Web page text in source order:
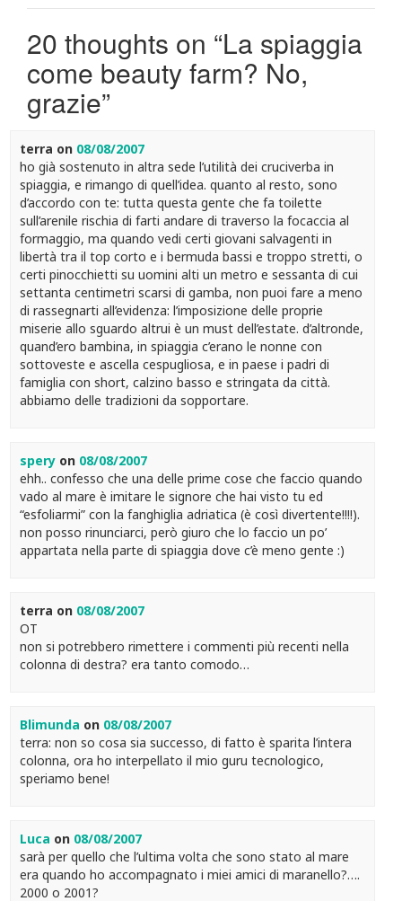
20 thoughts on “La spiaggia
come beauty farm? No,
grazie”
terra on 08/08/2007
ho già sostenuto in altra sede l’utilità dei cruciverba in
spiaggia, e rimango di quell’idea. quanto al resto, sono
d’accordo con te: tutta questa gente che fa toilette
sull’arenile rischia di farti andare di traverso la focaccia al
formaggio, ma quando vedi certi giovani salvagenti in
libertà tra il top corto e i bermuda bassi e troppo stretti, o
certi pinocchietti su uomini alti un metro e sessanta di cui
settanta centimetri scarsi di gamba, non puoi fare a meno
di rassegnarti all’evidenza: l’imposizione delle proprie
miserie allo sguardo altrui è un must dell’estate. d’altronde,
quand’ero bambina, in spiaggia c’erano le nonne con
sottoveste e ascella cespugliosa, e in paese i padri di
famiglia con short, calzino basso e stringata da città.
abbiamo delle tradizioni da sopportare.
speryon 08/08/2007
ehh.. confesso che una delle prime cose che faccio quando
vado al mare è imitare le signore che hai visto tu ed
“esfoliarmi” con la fanghiglia adriatica (è così divertente!!!!).
non posso rinunciarci, però giuro che lo faccio un po’
appartata nella parte di spiaggia dove c’è meno gente :)
terra on 08/08/2007
OT
non si potrebbero rimettere i commenti più recenti nella
colonna di destra? era tanto comodo…
Blimunda on 08/08/2007
terra: non so cosa sia successo, di fatto è sparita l’intera
colonna, ora ho interpellato il mio guru tecnologico,
speriamo bene!
Luca on 08/08/2007
sarà per quello che l’ultima volta che sono stato al mare
era quando ho accompagnato i miei amici di maranello?….
2000 o 2001?